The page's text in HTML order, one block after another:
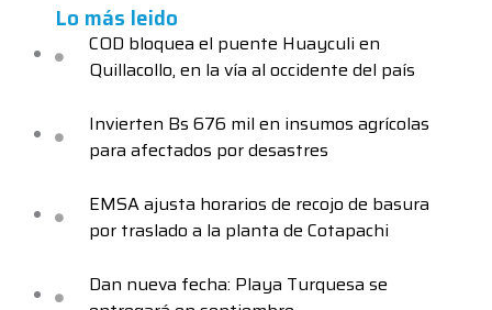
Lo más leido
COD bloquea el puente Huayculi en
Quillacollo, en la vía al occidente del país
Invierten Bs 676 mil en insumos agrícolas
para afectados por desastres
EMSA ajusta horarios de recojo de basura
por traslado a la planta de Cotapachi
Dan nueva fecha: Playa Turquesa se